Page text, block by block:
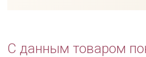
С данным товаром